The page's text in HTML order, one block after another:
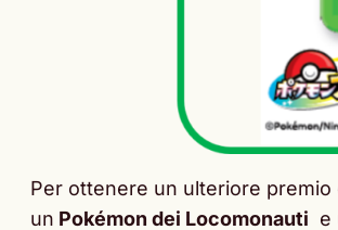
Per ottenere un ulteriore
un Pokémon dei Locomonauti e